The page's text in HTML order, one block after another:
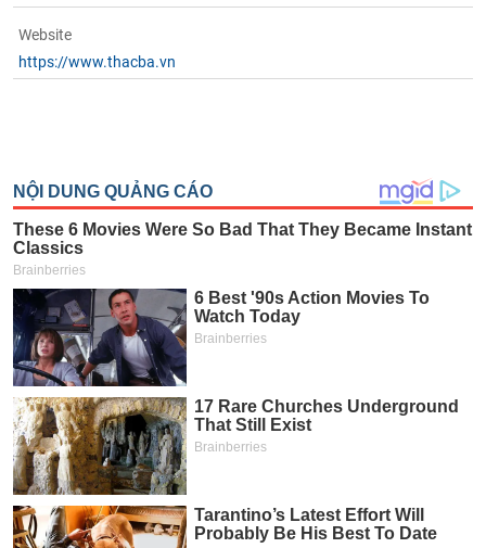
Website
https://www.thacba.vn